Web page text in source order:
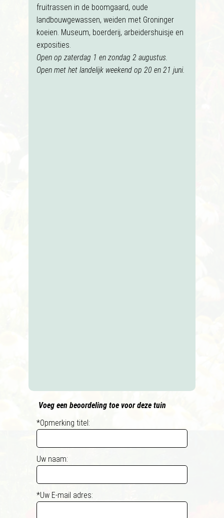
fruitrassen in de boomgaard, oude
landbouwgewassen, weiden met Groninger
koeien. Museum, boerderij, arbeidershuisje en
exposities.
Open op zaterdag 1 en zondag 2 augustus.
Open met het landelijk weekend op 20 en 21 juni.
Voeg een beoordeling toe voor deze tuin
*Opmerking titel:
Uw naam:
*Uw E-mail adres: